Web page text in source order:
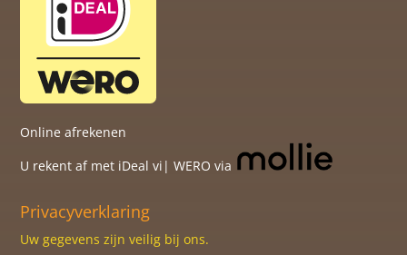
Online afrekenen
U rekent af met iDeal vi| WERO via
Privacyverklaring
Uw gegevens zijn veilig bij ons.